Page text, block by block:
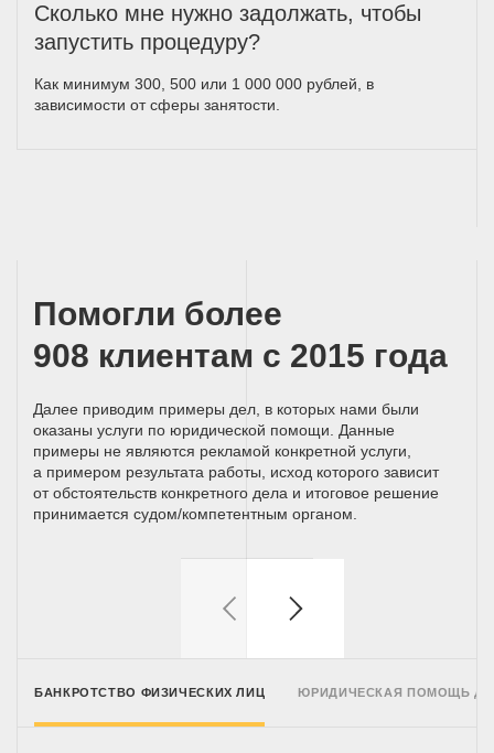
Сколько мне нужно задолжать, чтобы
запустить процедуру?
Как минимум 300, 500 или 1 000 000 рублей, в
зависимости от сферы занятости.
Помогли более
908 клиентам с 2015 года
Далее приводим примеры дел, в которых нами были
оказаны услуги по юридической помощи. Данные
примеры не являются рекламой конкретной услуги,
а примером результата работы, исход которого зависит
от обстоятельств конкретного дела и итоговое решение
принимается судом/компетентным органом.
БАНКРОТСТВО ФИЗИЧЕСКИХ ЛИЦ ЮРИДИЧЕСКАЯ ПОМОЩЬ